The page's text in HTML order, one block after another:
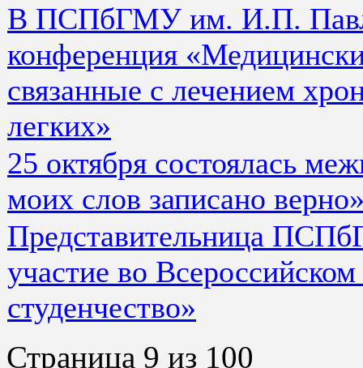
В ПСПбГМУ им. И.П.
конференция
связанные с лечением
легких»
25 октября состоялась
моих слов записано
Представительница
участие во
студенчество»
Страница 9 из 100